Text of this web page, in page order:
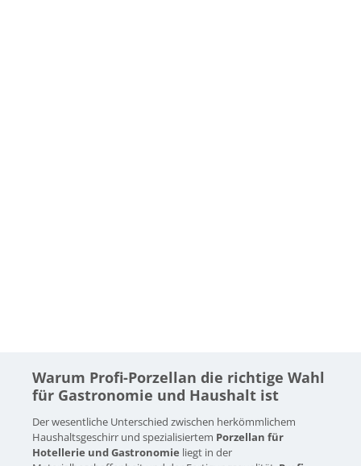
Warum Profi-Porzellan die richtige Wahl
für Gastronomie und Haushalt ist
Der wesentliche Unterschied zwischen herkömmlichem
Haushaltsgeschirr und spezialisiertem Porzellan für
Hotellerie und Gastronomie liegt in der